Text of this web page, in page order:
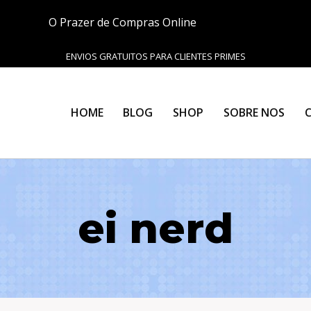
O Prazer de Compras Online
ENVIOS GRATUITOS PARA CLIENTES PRIMES
HOME BLOG SHOP SOBRE NOS
ei nerd